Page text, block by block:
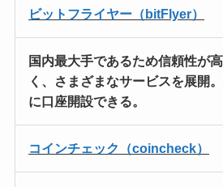
ビットフライヤー（bitFlyer）
国内最大手であるため信頼性が
く 、さまざまなサービスを展開。
に口座開設できる。
コインチェック（coincheck）